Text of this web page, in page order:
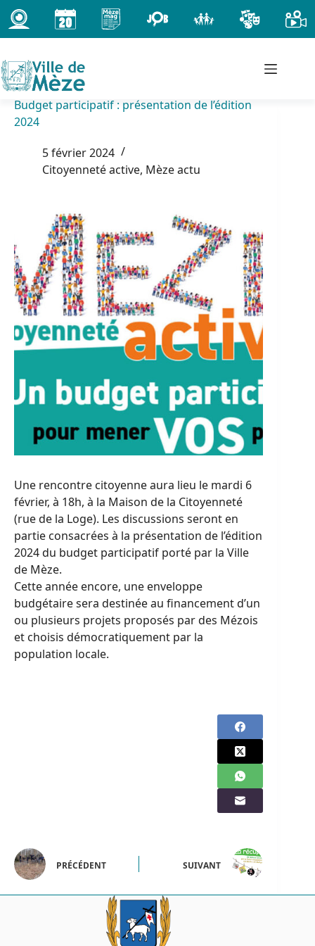
Passer
au
contenu
Budget participatif : présentation de l’édition
2024
5 février 2024
Citoyenneté active, Mèze actu
Une rencontre citoyenne aura lieu le mardi 6
février, à 18h, à la Maison de la Citoyenneté
(rue de la Loge). Les discussions seront en
partie consacrées à la présentation de l’édition
2024 du budget participatif porté par la Ville
de Mèze.
Cette année encore, une enveloppe
budgétaire sera destinée au financement d’un
ou plusieurs projets proposés par des Mézois
et choisis démocratiquement par la
population locale.
PRÉCÉDENT SUIVANT